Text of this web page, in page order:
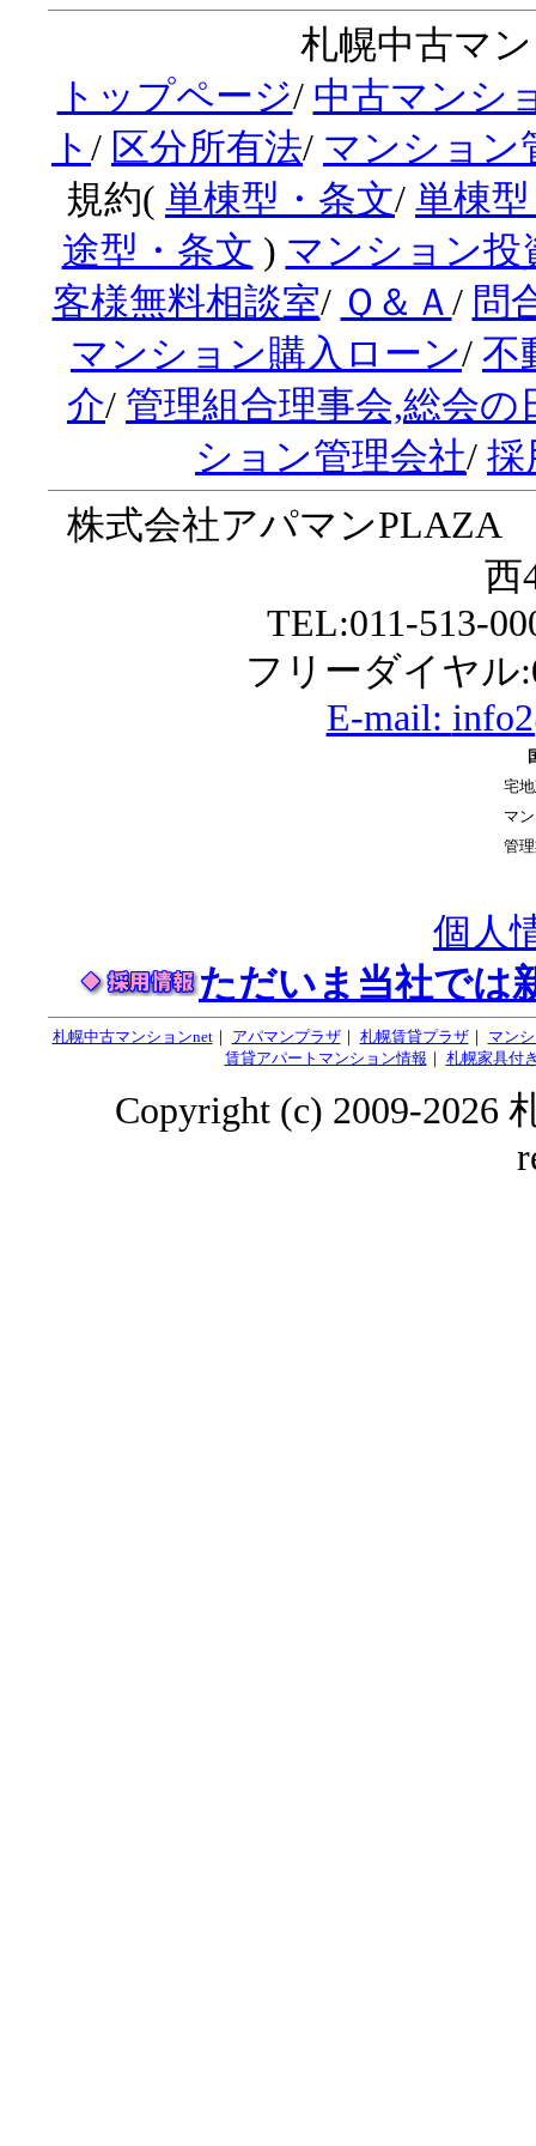
札幌中古マ
トップページ/ 中古マンシ
ト / 区分所有法/ マンション
規約( 単棟型・条文/ 単棟
途型・条文 ) マンション投
客様無料相談室/ Ｑ＆Ａ / 問
マンション購入ローン/ 不
介/ 管理組合理事会,総会の
ション管理会社/ 採
株式会社アパマン
西
TEL:011-513-
フリーダイヤル
E-mail:
宅
マ
管
個人
ただいま当社では
札幌中古マンションnet｜ アパマンプラザ｜ 札幌賃貸プラザ｜ マン
賃貸アパートマンション情報 ｜ 札幌家具付
Copyright (c) 2009-2026